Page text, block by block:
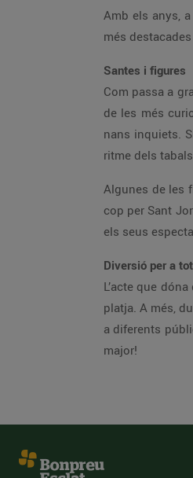
Amb els anys,
més
Santes i figures
Com passa a
de les més
nans inquiets.
ritme dels
Algunes de les
cop per Sant
els seus
Diversió per a
L’acte que
platja. A més,
a diferents
major!